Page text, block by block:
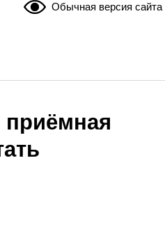
Обычная версия сайта
приёмная